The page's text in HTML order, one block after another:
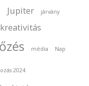
Jupiter járvány
kreativitás
média Nap
2024